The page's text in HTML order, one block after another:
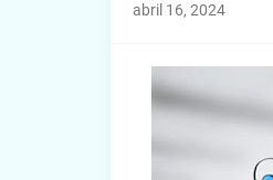
abril 16, 2024